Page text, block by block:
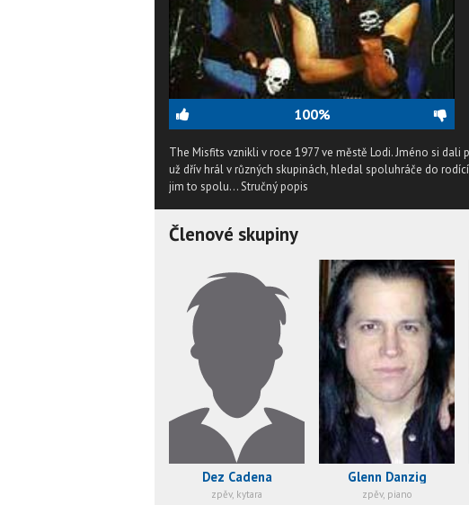
100%
The Misfits vznikli v roce 1977 ve městě Lodi. Jméno si
už dřív hrál v různých skupinách, hledal spoluhráče do
jim to spolu...Stručný popis
Členové skupiny
Dez Cadena
zpěv, kytara
Glenn Danzig
zpěv, piano